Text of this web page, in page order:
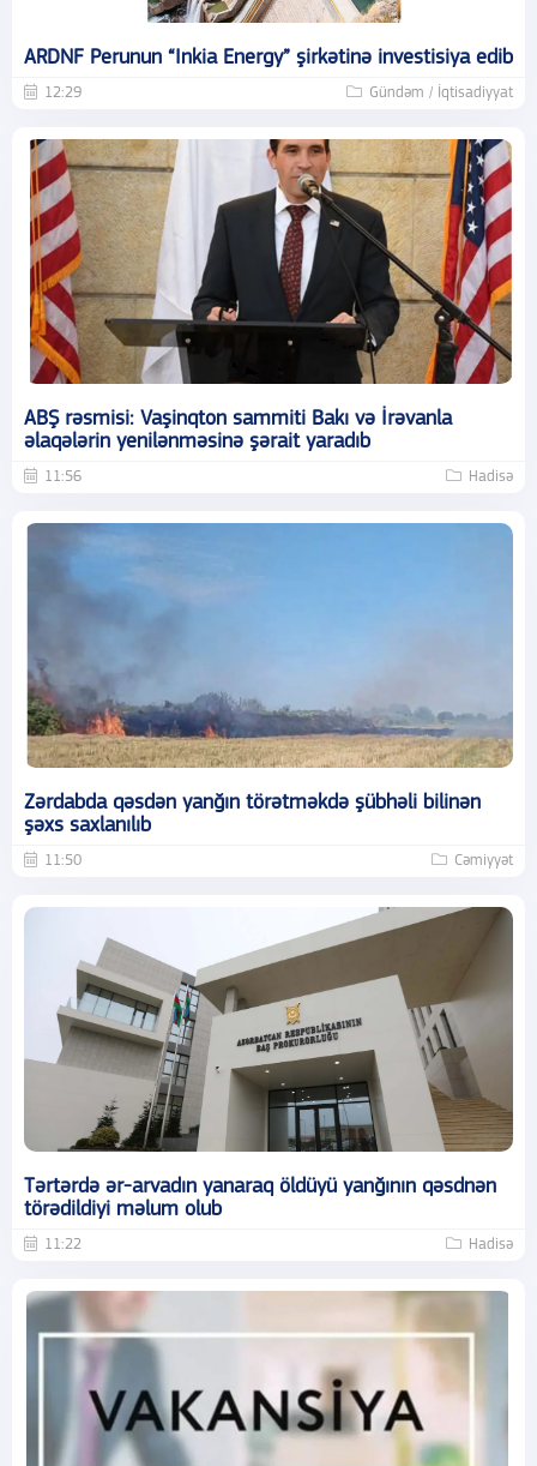
ARDNF Perunun “Inkia Energy” şirkətinə investisiya edib
12:29 Gündəm / İqtisadiyyat
ABŞ rəsmisi: Vaşinqton sammiti Bakı və İrəvanla
əlaqələrin yenilənməsinə şərait yaradıb
11:56 Hadisə
Zərdabda qəsdən yanğın törətməkdə şübhəli bilinən
şəxs saxlanılıb
11:50 Cəmiyyət
Tərtərdə ər-arvadın yanaraq öldüyü yanğının qəsdnən
törədildiyi məlum olub
11:22 Hadisə